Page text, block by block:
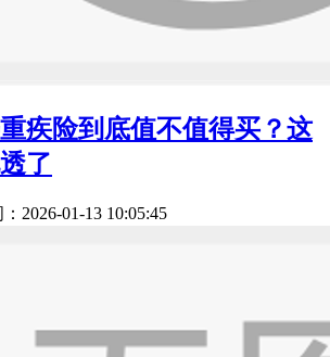
疾险到底值不值得买？这
了
2026-01-13 10:05:45